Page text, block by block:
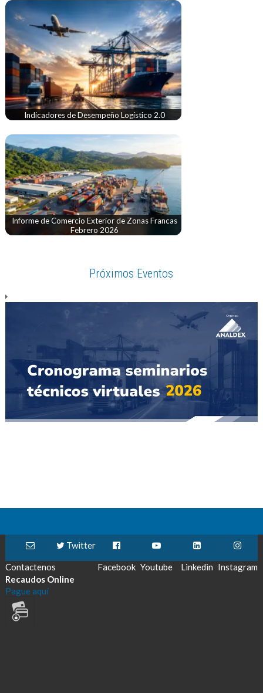
Indicadores de Desempeño Logístico 2.0
Informe de Comercio Exterior de Zonas Francas
Febrero 2026
Próximos Eventos
Contactenos
Twitter
Facebook Youtube Linkedin Instagram
Recaudos Online
Pague aquí